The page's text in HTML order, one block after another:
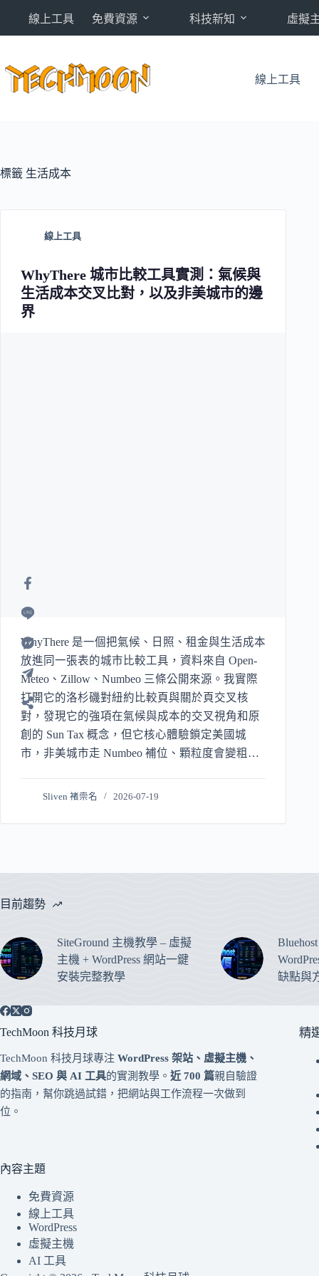
內
線上工具 免費資源 科技新知 虛擬
線上工具
標籤 生活成本
線上工具
WhyThere 城市比較工具實測：氣候與
生活成本交叉比對，以及非美城市的邊
界
WhyThere 是一個把氣候、日照、租金與生活成本
放進同一張表的城市比較工具，資料來自 Open-
Meteo、Zillow、Numbeo 三條公開來源。我實際
打開它的洛杉磯對紐約比較頁與關於頁交叉核
對，發現它的強項在氣候與成本的交叉視角和原
創的 Sun Tax 概念，但它核心體驗鎖定美國城
市，非美城市走 Numbeo 補位、顆粒度會變粗。
告追蹤與資料來源一次講清楚。
Sliven 褚崇名 2026-07-19
目前趨勢
SiteGround 主機教學 – 虛擬
主機 + WordPress 網站一鍵
安裝完整教學
缺點與
TechMoon 科技月球
TechMoon 科技月球專注 WordPress 架站、虛擬主機、
網域、SEO 與 AI 工具的實測教學。 近 700 篇親自驗證
的指南，幫你跳過試錯，把網站與工作流程一次做到
位。
內容主題
免費資源
線上工具
WordPress
虛擬主機
AI 工具
精